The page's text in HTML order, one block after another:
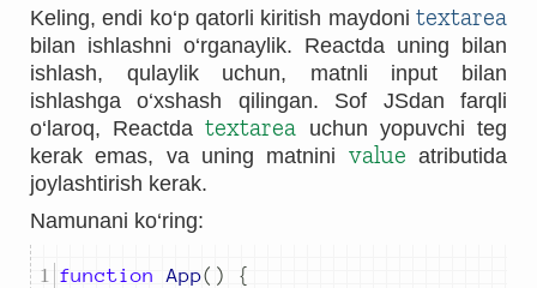
Keling, endi ko‘p qatorli kiritish maydoni textarea
bilan ishlashni o‘rganaylik. Reactda uning bilan
ishlash, qulaylik uchun, matnli input bilan
ishlashga o‘xshash qilingan. Sof JSdan farqli
o‘laroq, Reactdatextarea uchun yopuvchi teg
kerak emas, va uning matnini value atributida
joylashtirish kerak.
Namunani ko‘ring:
function App()
{